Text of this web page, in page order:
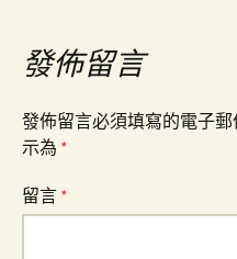
覽發佈留言
發佈留言必須填寫的電子郵
示為 *
留言 *